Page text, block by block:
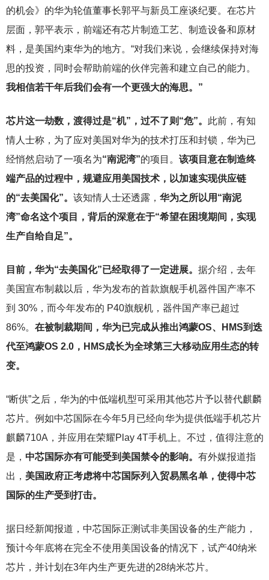
的机会》的华为轮值董事长郭平与新员工座谈纪要。在芯片
层面，郭平表示，前端还有芯片制造工艺、制造设备和原材
料，是美国约束华为的地方。“对我们来说，会继续保持对海
思的投资，同时会帮助前端的伙伴完善和建立自己的能力。
我相信若干年后我们会有一个更强大的海思。”
芯片这一劫数，渡得过是“机”，过不了则“危”。 此前，有知
情人士称，为了应对美国对华为的技术打压和封锁，华为已
经悄然启动了一项名为“南泥湾”的项目。 该项目意在制造终
端产品的过程中，规避应用美国技术，以加速实现供应链
的“去美国化”。 该知情人士还透露， 华为之所以用“南泥
湾”命名这个项目，背后的深意在于“希望在困境期间，实现
生产自给自足”。
目前，华为“去美国化”已经取得了一定进展。 据介绍，去年
美国宣布制裁以后，华为发布的首款旗舰手机器件国产率不
到 30%，而今年发布的 P40旗舰机，器件国产率已超过
86%。 在被制裁期间，华为已完成从推出鸿蒙OS、HMS到迭
代至鸿蒙OS 2.0，HMS成长为全球第三大移动应用生态的转
变。
“断供”之后，华为的中低端机型可采用其他芯片予以替代麒麟
芯片。例如中芯国际在今年5月已经向华为提供低端手机芯片
麒麟710A，并应用在荣耀Play 4T手机上。不过，值得注意的
是， 中芯国际亦有可能受到美国禁令的影响。 有外媒报道指
出， 美国政府正考虑将中芯国际列入贸易黑名单，使得中芯
国际的生产受到打击。
据日经新闻报道，中芯国际正测试非美国设备的生产能力，
预计今年底将在完全不使用美国设备的情况下，试产40纳米
芯片，并计划在3年内生产更先进的28纳米芯片。